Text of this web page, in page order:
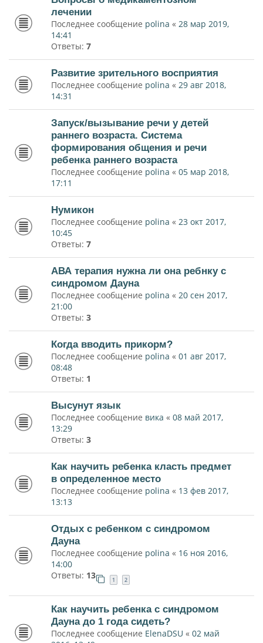
лечении
Последнее сообщение polina « 28 мар 2019,
14:41
Ответы: 7
Развитие зрительного восприятия
Последнее сообщение polina « 29 авг 2018,
14:31
Запуск/вызывание речи у детей
раннего возраста. Система
формирования общения и речи
ребенка раннего возраста
Последнее сообщение polina « 05 мар 2018,
17:11
Нумикон
Последнее сообщение polina « 23 окт 2017,
10:45
Ответы: 7
АВА терапия нужна ли она ребнку с
синдромом Дауна
Последнее сообщение polina « 20 сен 2017,
21:00
Ответы: 3
Когда вводить прикорм?
Последнее сообщение polina « 01 авг 2017,
08:48
Ответы: 1
Высунут язык
Последнее сообщение вика « 08 май 2017,
13:29
Ответы: 3
Как научить ребенка класть предмет
в определенное место
Последнее сообщение polina « 13 фев 2017,
13:13
Отдых с ребенком с синдромом
Дауна
Последнее сообщение polina « 16 ноя 2016,
14:00
Ответы: 13 1 2
Как научить ребенка с синдромом
Дауна до 1 года сидеть?
Последнее сообщение ElenaDSU « 02 май